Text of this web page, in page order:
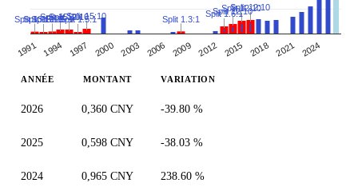
1991 1994 1997 2000 2003 2006 2009 2012 2015 2018 2021 2024
Split 13:10
Split 15:10
Split 1.85:1
Split 15:10
Split 12:10
Split 1.5:1
Split 15:10 Split 1.3:1
Split 1.6:1
Split 12:10
Split 12:10
Split 12:10
ANNÉE MONTANT VARIATION
2026 0,360 CNY -39.80 %
2025 0,598 CNY -38.03 %
2024 0,965 CNY 238.60 %